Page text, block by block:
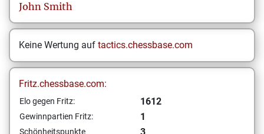
John Smith
Keine Wertung auf tactics.chessbase.com
Fritz.chessbase.com:
Elo gegen Fritz: 1612
Gewinnpartien Fritz: 1
Schönheitspunkte